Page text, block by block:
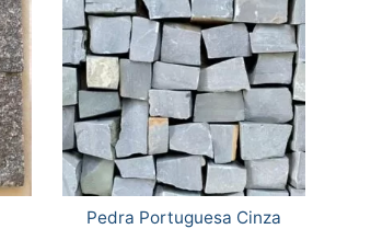
Pedra Portuguesa Cinza